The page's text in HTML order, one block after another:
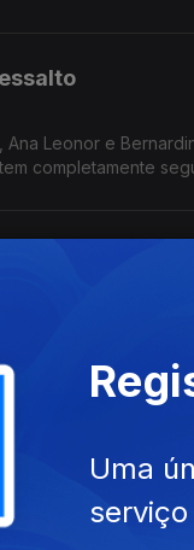
Leonor e
se sentem completamente
6 meses depois
ficou destruída com
de
mãos
um mês no
Uma